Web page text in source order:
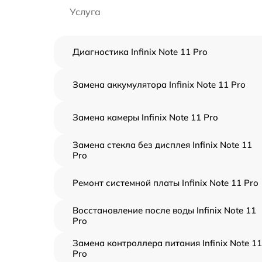
Услуга
Диагностика Infinix Note 11 Pro
Замена аккумулятора Infinix Note 11 Pro
Замена камеры Infinix Note 11 Pro
Замена стекла без дисплея Infinix Note 11
Pro
Ремонт системной платы Infinix Note 11 Pro
Восстановление после воды Infinix Note 11
Pro
Замена контроллера питания Infinix Note 11
Pro